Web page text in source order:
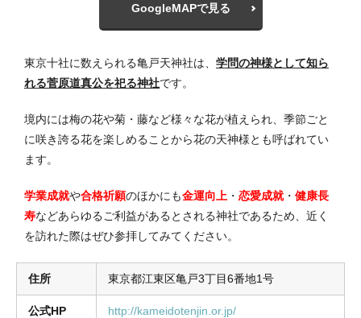
GoogleMAPで見る
東京十社に数えられる亀戸天神社は、 学問の神様として知ら
れる菅原道真公を祀る神社です。
境内には梅の花や菊・藤など様々な花が植えられ、季節ごと
に咲き誇る花を楽しめることから花の天神様とも呼ばれてい
ます。
学業成就や合格祈願のほかにも金運向上 ・ 恋愛成就・ 健康長
寿などあらゆるご利益があるとされる神社であるため、近く
を訪れた際はぜひ参拝してみてください。
住所 東京都江東区亀戸3丁目6番地1号
公式HP http://kameidotenjin.or.jp/